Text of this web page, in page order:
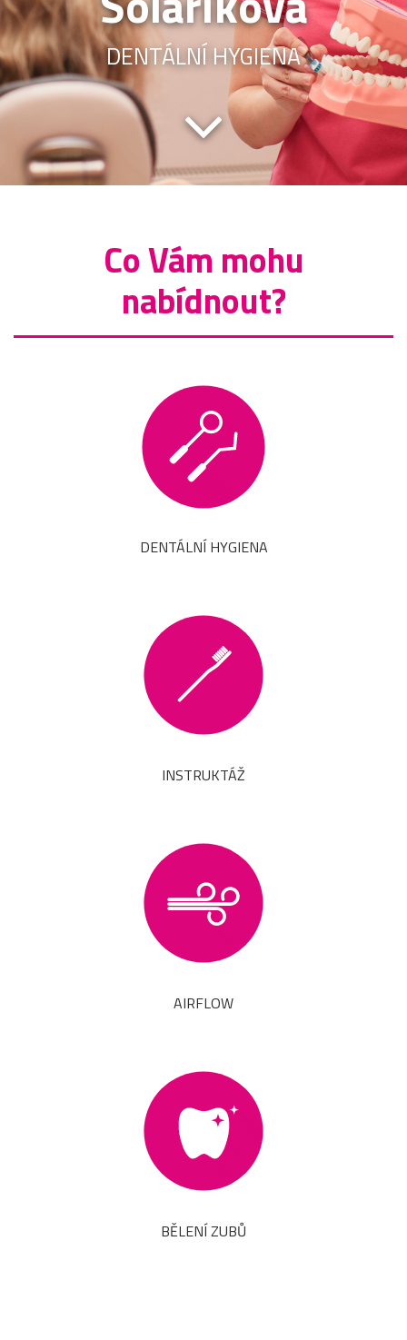
DENTÁLNÍ HYGIENA
Co Vám mohu
nabídnout?
DENTÁLNÍ HYGIENA
INSTRUKTÁŽ
AIRFLOW
BĚLENÍ ZUBŮ